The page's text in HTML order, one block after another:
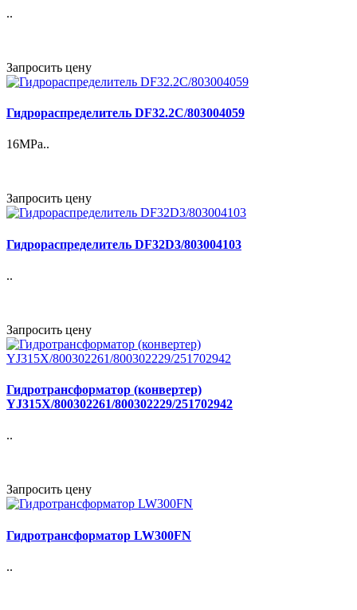
..
Запросить цену
Гидрораспределитель DF32.2C/803004059
16MPa..
Запросить цену
Гидрораспределитель DF32D3/803004103
..
Запросить цену
Гидротрансформатор (конвертер)
YJ315X/800302261/800302229/251702942
..
Запросить цену
Гидротрансформатор LW300FN
..